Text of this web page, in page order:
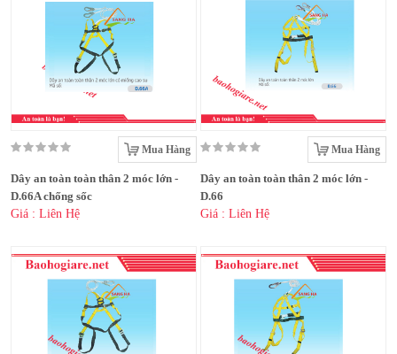
Mua Hàng
Dây an toàn toàn thân 2 móc lớn -
D.66A chống sốc
Giá : Liên Hệ
Mua Hàng
Dây an toàn toàn thân 2 móc lớn -
D.66
Giá : Liên Hệ